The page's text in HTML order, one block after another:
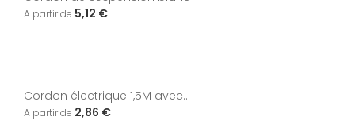
5,12 €
Cordon électrique 1,5M avec...
2,86 €